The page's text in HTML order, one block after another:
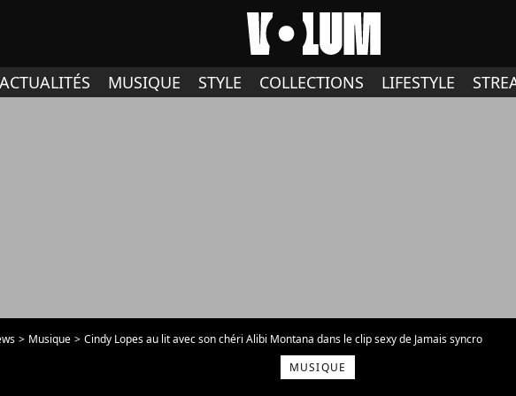
ACTUALITÉS MUSIQUE STYLE COLLECTIONS LIFESTYLE
Musique
Cindy Lopes au lit avec son chéri Alibi Montana dans le clip sexy de Jamais syncro
MUSIQUE